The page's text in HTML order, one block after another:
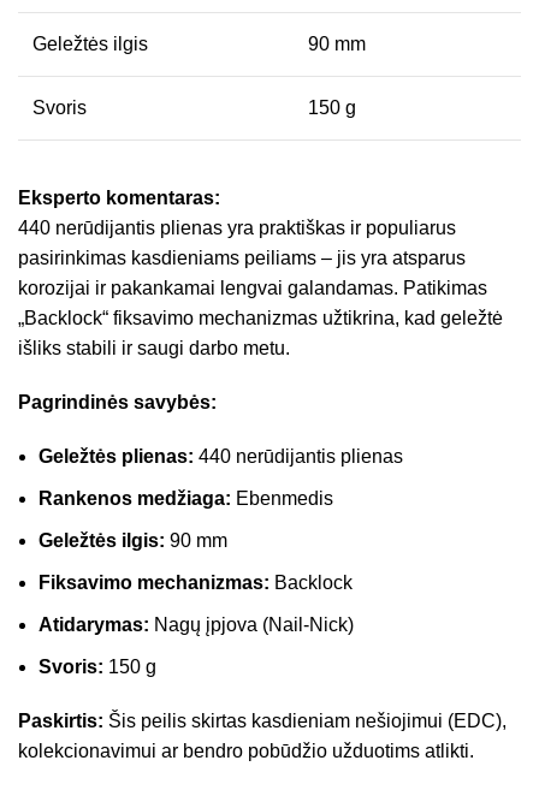
Geležtės ilgis 90 mm
Svoris 150 g
Eksperto komentaras:
440 nerūdijantis plienas yra praktiškas ir populiarus
pasirinkimas kasdieniams peiliams – jis yra atsparus
korozijai ir pakankamai lengvai galandamas. Patikimas
„Backlock“ fiksavimo mechanizmas užtikrina, kad geležtė
išliks stabili ir saugi darbo metu.
Pagrindinės savybės:
Geležtės plienas: 440 nerūdijantis plienas
Rankenos medžiaga: Ebenmedis
Geležtės ilgis: 90 mm
Fiksavimo mechanizmas: Backlock
Atidarymas: Nagų įpjova (Nail-Nick)
Svoris: 150 g
Paskirtis: Šis peilis skirtas kasdieniam nešiojimui (EDC),
kolekcionavimui ar bendro pobūdžio užduotims atlikti.